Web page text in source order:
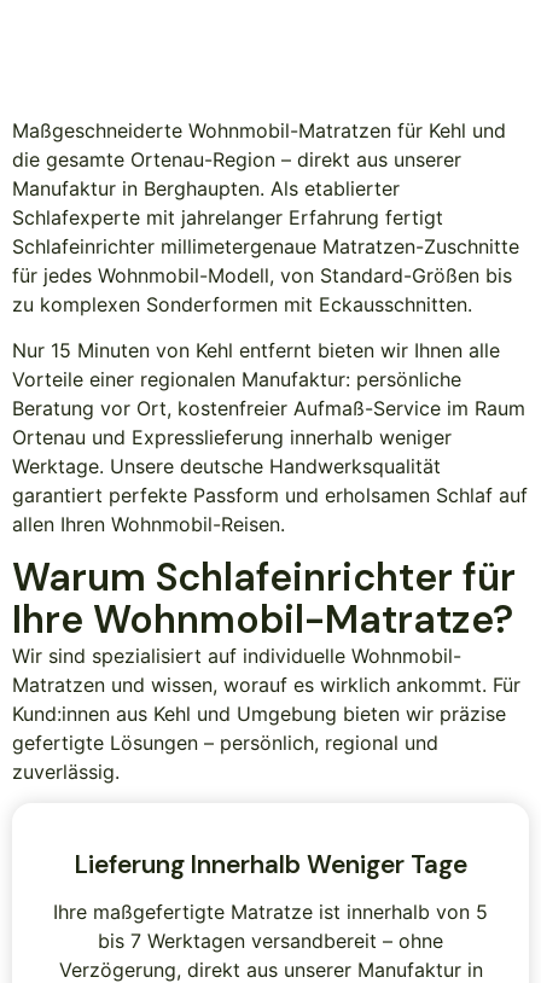
Maßgeschneiderte Wohnmobil-Matratzen für Kehl und
die gesamte Ortenau-Region – direkt aus unserer
Manufaktur in Berghaupten. Als etablierter
Schlafexperte mit jahrelanger Erfahrung fertigt
Schlafeinrichter millimetergenaue Matratzen-Zuschnitte
für jedes Wohnmobil-Modell, von Standard-Größen bis
zu komplexen Sonderformen mit Eckausschnitten.
Nur 15 Minuten von Kehl entfernt bieten wir Ihnen alle
Vorteile einer regionalen Manufaktur: persönliche
Beratung vor Ort, kostenfreier Aufmaß-Service im Raum
Ortenau und Expresslieferung innerhalb weniger
Werktage. Unsere deutsche Handwerksqualität
garantiert perfekte Passform und erholsamen Schlaf auf
allen Ihren Wohnmobil-Reisen.
Warum Schlafeinrichter für
Ihre Wohnmobil-Matratze?
Wir sind spezialisiert auf individuelle Wohnmobil-
Matratzen und wissen, worauf es wirklich ankommt. Für
Kund:innen aus Kehl und Umgebung bieten wir präzise
gefertigte Lösungen – persönlich, regional und
zuverlässig.
Lieferung Innerhalb Weniger Tage
Ihre maßgefertigte Matratze ist innerhalb von 5
bis 7 Werktagen versandbereit – ohne
Verzögerung, direkt aus unserer Manufaktur in